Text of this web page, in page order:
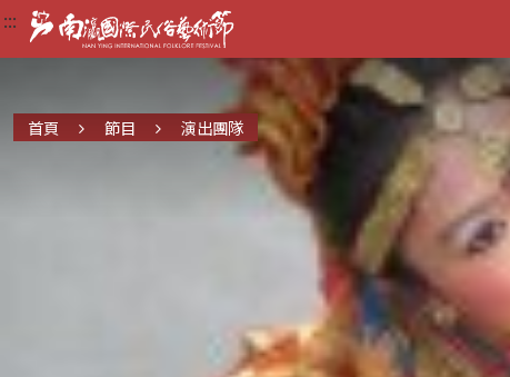
:::
:::
:::
首頁 節目 演出團隊